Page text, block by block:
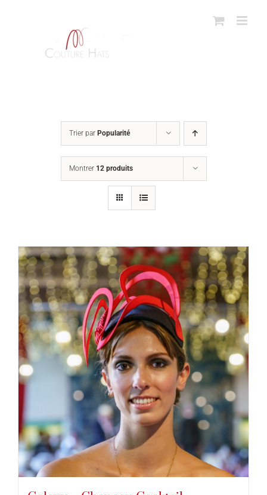
Trier par Popularité
Montrer 12 produits